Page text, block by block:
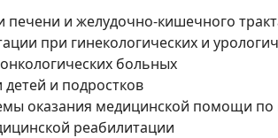
и желудочно-кишечного
при гинекологических и
больных
и подростков
оказания медицинской помощи
реабилитации